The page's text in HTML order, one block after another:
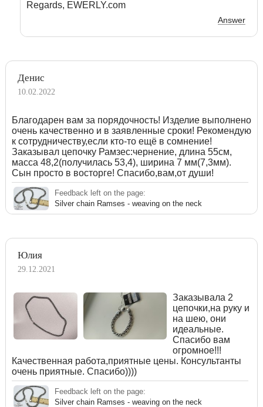
Regards, EWERLY.com
Answer
Денис
10.02.2022
Благодарен вам за порядочность! Изделие выполнено
очень качественно и в заявленные сроки! Рекомендую
к сотрудничеству,если кто-то ещё в сомнение!
Заказывал цепочку Рамзес:чернение, длина 55см,
масса 48,2(получилась 53,4), ширина 7 мм(7,3мм).
Сын просто в восторге! Спасибо,вам,от души!
Feedback left on the page:
Silver chain Ramses - weaving on the neck
Юлия
29.12.2021
Заказывала 2
цепочки,на руку и
на шею, они
идеальные.
Спасибо вам
огромное!!!
Качественная работа,приятные цены. Консультанты
очень приятные. Спасибо))))
Feedback left on the page:
Silver chain Ramses - weaving on the neck